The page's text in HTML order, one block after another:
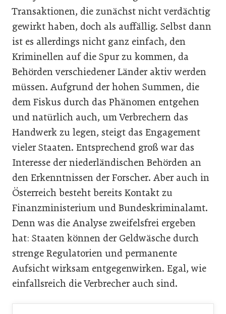
Transaktionen, die zunächst nicht verdächtig
gewirkt haben, doch als auffällig. Selbst dann
ist es allerdings nicht ganz einfach, den
Kriminellen auf die Spur zu kommen, da
Behörden verschiedener Länder aktiv werden
müssen. Aufgrund der hohen Summen, die
dem Fiskus durch das Phänomen entgehen
und natürlich auch, um Verbrechern das
Handwerk zu legen, steigt das Engagement
vieler Staaten. Entsprechend groß war das
Interesse der niederländischen Behörden an
den Erkenntnissen der Forscher. Aber auch in
Österreich besteht bereits Kontakt zu
Finanzministerium und Bundeskriminalamt.
Denn was die Analyse zweifelsfrei ergeben
hat: Staaten können der Geldwäsche durch
strenge Regulatorien und permanente
Aufsicht wirksam entgegenwirken. Egal, wie
einfallsreich die Verbrecher auch sind.